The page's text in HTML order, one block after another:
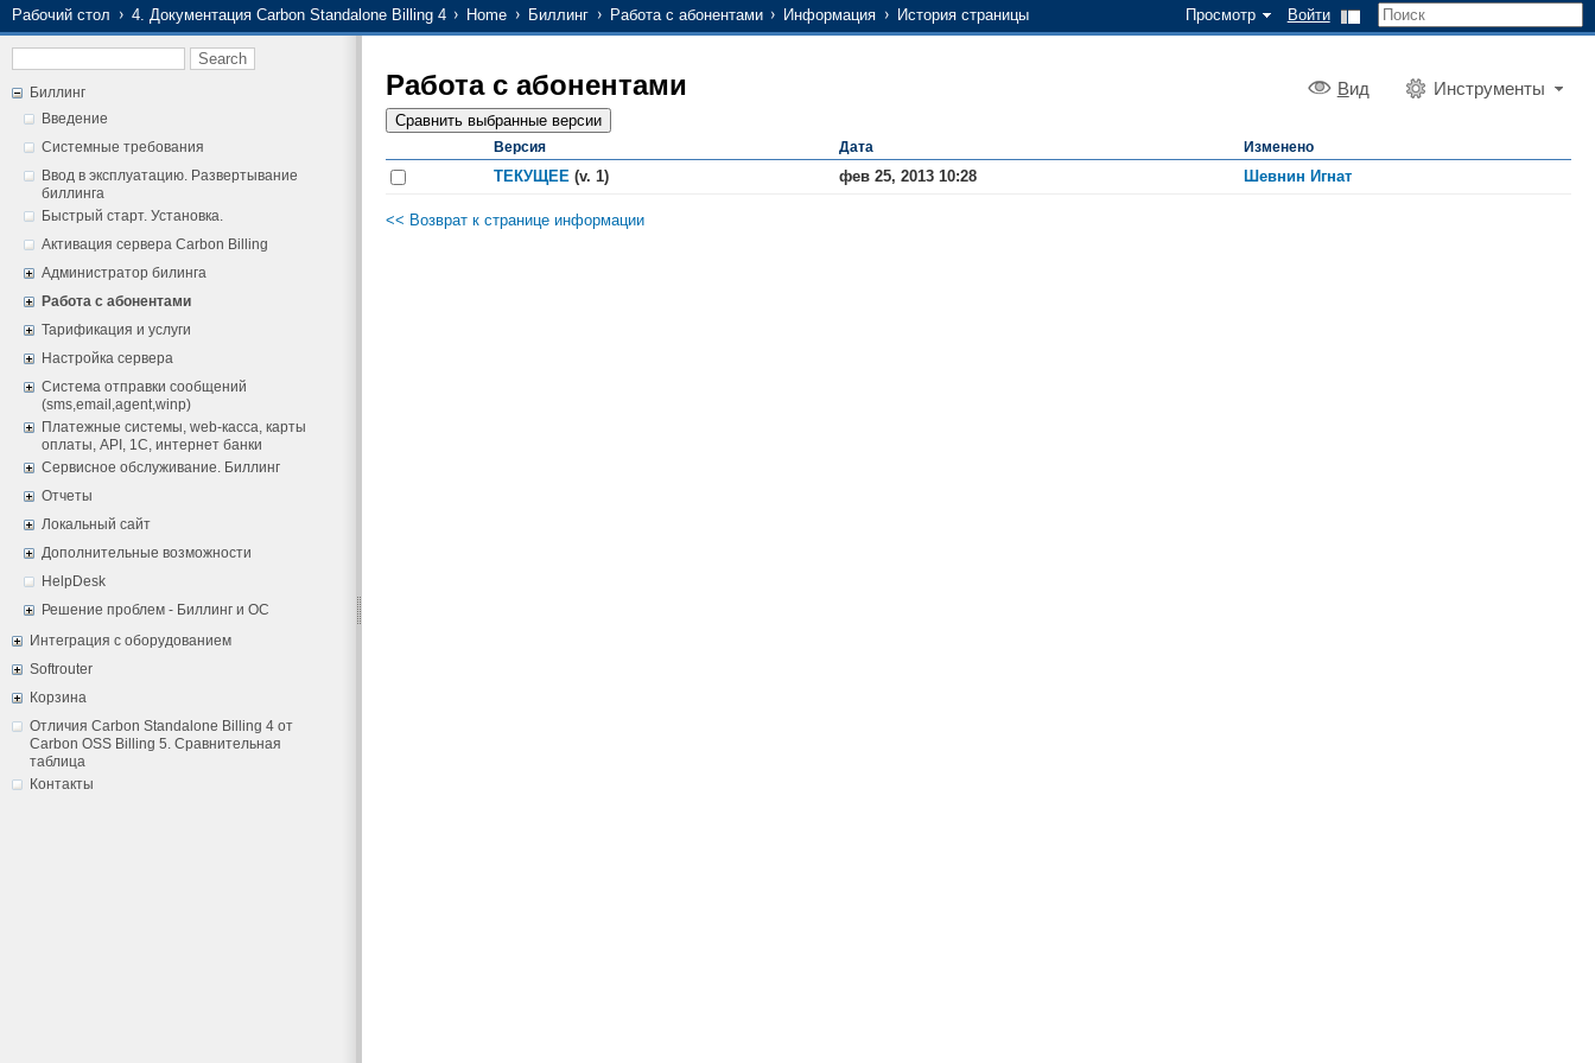
Просмотр Войти
Рабочий стол 4. Документация Carbon Standalone Billing 4 Home Биллинг Работа с абонентами Информация История страницы
Биллинг
Введение
Системные требования
Ввод в эксплуатацию. Развертывание
биллинга
Быстрый старт. Установка.
Активация сервера Carbon Billing
Администратор билинга
Работа с абонентами
Тарификация и услуги
Настройка сервера
Система отправки сообщений
(sms,email,agent,winp)
Платежные системы, web-касса, карты
оплаты, API, 1С, интернет банки
Сервисное обслуживание. Биллинг
Отчеты
Локальный сайт
Дополнительные возможности
HelpDesk
Решение проблем - Биллинг и ОС
Интеграция с оборудованием
Softrouter
Корзина
Отличия Carbon Standalone Billing 4 от
Carbon OSS Billing 5. Сравнительная
таблица
Контакты
Вид Инструменты
Работа с абонентами
Версия Дата Изменено
ТЕКУЩЕЕ (v. 1) фев 25, 2013 10:28 Шевнин Игнат
<< Возврат к странице информации